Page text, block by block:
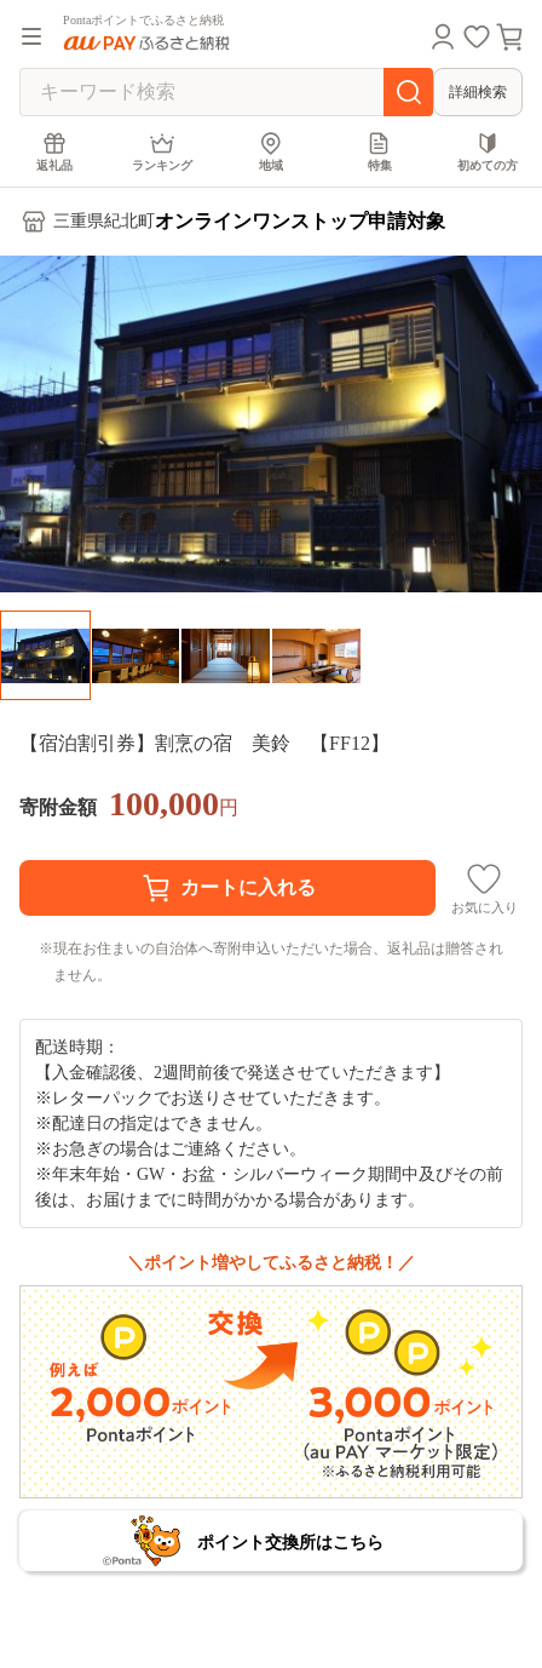
Pontaポイントでふるさと納税
詳細検索
返礼品 ランキング 地域 特集 初めての方
三重県紀北町 オンラインワンストップ申請対象
【宿泊割引券】割烹の宿 美鈴 【FF12】
寄附金額 100,000円
お気に入り
現在お住まいの自治体へ寄附申込いただいた場合、返礼品は贈答され
ません。
配送時期：
【入金確認後、2週間前後で発送させていただきます】
※レターパックでお送りさせていただきます。
※配達日の指定はできません。
※お急ぎの場合はご連絡ください。
※年末年始・GW・お盆・シルバーウィーク期間中及びその前
後は、お届けまでに時間がかかる場合があります。
＼ポイント増やしてふるさと納税！／
ポイント交換所はこちら